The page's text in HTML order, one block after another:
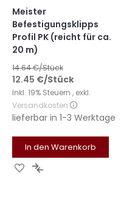
Meister
Befestigungsklipps
Profil PK (reicht für ca.
20 m)
14.64€/Stück
12.45 €/Stück
Inkl. 19% Steuern , exkl.
Versandkosten
lieferbar in 1-3 Werktage
In den Warenkorb
Zur Zur